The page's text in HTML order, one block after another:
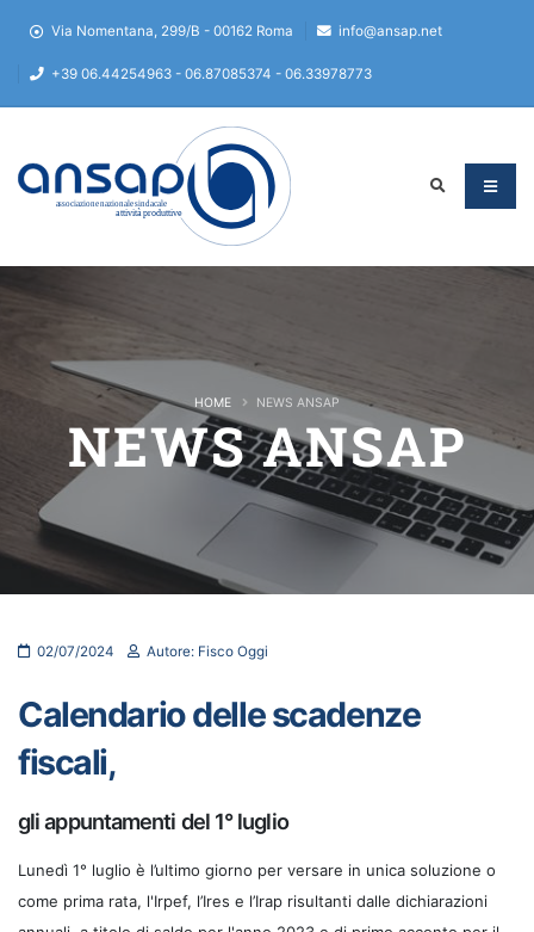
Via Nomentana, 299/B - 00162 Roma info@ansap.net
+39 06.44254963 - 06.87085374 - 06.33978773
NEWS ANSAP
HOME NEWS ANSAP
02/07/2024 Autore: Fisco Oggi
Calendario delle scadenze
fiscali,
gli appuntamenti del 1° luglio
Lunedì 1° luglio è l’ultimo giorno per versare in unica soluzione o
come prima rata, l'Irpef, l’Ires e l’Irap risultanti dalle dichiarazioni